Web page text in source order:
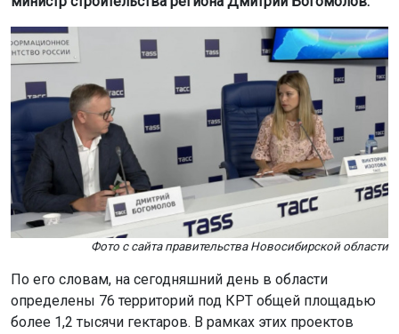
Фото с сайта правительства Новосибирской области
По его словам, на сегодняшний день в области
определены 76 территорий под КРТ общей площадью
более 1,2 тысячи гектаров. В рамках этих проектов